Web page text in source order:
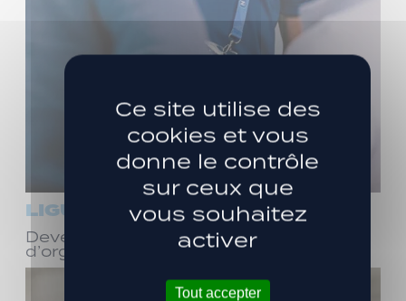
LIGUE 3
Devenez bénévole ! Réunion
d’organisation le samedi 8 août
Ce site utilise des
cookies et vous
donne le contrôle
sur ceux que
vous souhaitez
activer
Tout accepter